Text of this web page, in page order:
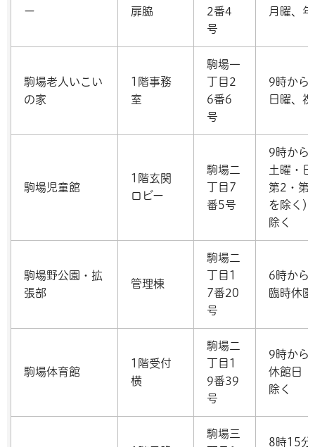
ー
扉脇
2番4
号
月曜、
駒場老人いこい
の家
1階事務
室
駒場一
丁目2
6番6
号
9時から
日曜、
駒場児童館
1階玄関
ロビー
駒場二
丁目7
番5号
9時から
土曜・
第2・第
を除く
除く
駒場野公園・拡
張部
管理棟
駒場二
丁目1
7番20
号
6時から
臨時休
駒場体育館
1階受付
横
駒場二
丁目1
9番39
号
9時から
休館日
除く
駒場三
8時15分